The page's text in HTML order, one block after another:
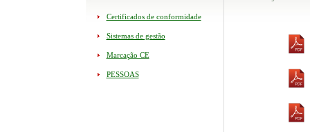
Certificados de conformidade
Sistemas de gestão
Marcação CE
PESSOAS